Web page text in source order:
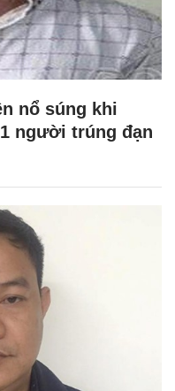
nổ súng khi
người trúng đạn